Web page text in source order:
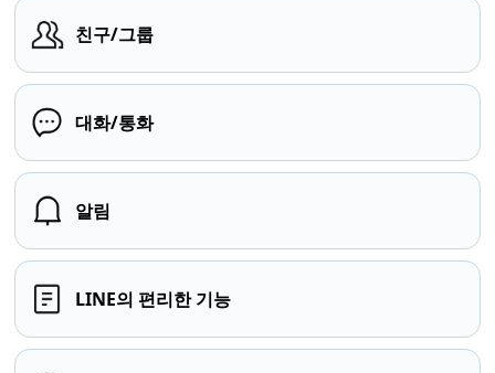
친구/그룹
대화/통화
알림
LINE의 편리한 기능